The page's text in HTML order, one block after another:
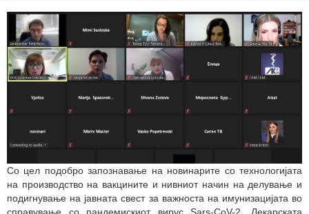
Со цел подобро запознавање на новинарите со технологијата
на производство на вакцините и нивниот начин на делување и
подигнување на јавната свест за важноста на имунизацијата во